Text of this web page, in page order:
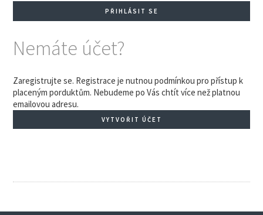
Nemáte účet?
Zaregistrujte se. Registrace je nutnou podmínkou pro přístup k
placeným porduktům. Nebudeme po Vás chtít více než platnou
emailovou adresu.
VYTVOŘIT ÚČET